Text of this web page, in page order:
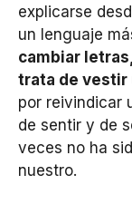
explicarse
un lenguaje
cambiar
trata de vestir
por reivindicar
de sentir y de
veces no ha
nuestro.